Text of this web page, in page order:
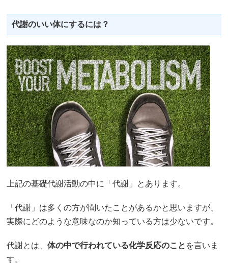
代謝のいい体にするには？
上記の基礎代謝活動の中に「代謝」とあります。
「代謝」は多くの方が聞いたことがあるかと思いますが、
実際にどのような意味なのか知っている方は少ないです。
代謝とは、体の中で行われている化学反応のこと を言いま
す。